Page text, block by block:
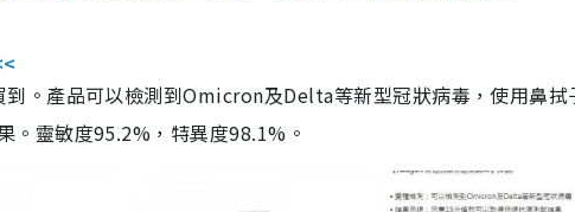
。產品可以檢測到Omicron及Delta等新型冠狀病毒，使用鼻拭
。靈敏度95.2%，特異度98.1%。